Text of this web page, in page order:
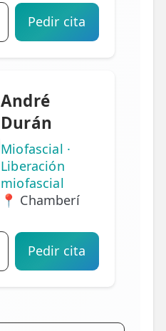
Pedir cita
André
Durán
Miofascial ·
Liberación
miofascial
📍 Chamberí
Pedir cita